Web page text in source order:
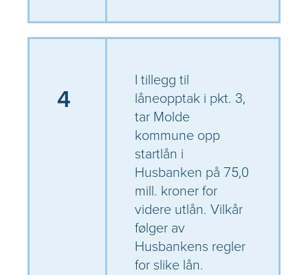
4
I tillegg til
låneopptak i pkt. 3,
tar Molde
kommune opp
startlån i
Husbanken på 75,0
mill. kroner for
videre utlån. Vilkår
følger av
Husbankens regler
for slike lån.